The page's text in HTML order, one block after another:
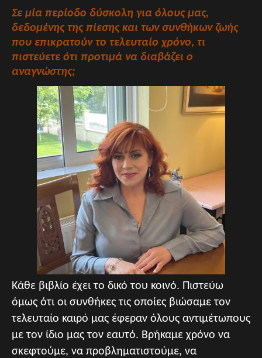
Σε μία περίοδο δύσκολη για όλους μας,
δεδομένης της πίεσης και των συνθήκων ζωής
που επικρατούν το τελευταίο χρόνο, τι
πιστεύετε ότι προτιμά να διαβάζει ο
αναγνώστης;
Κάθε βιβλίο έχει το δικό του κοινό. Πιστεύω
όμως ότι οι συνθήκες τις οποίες βιώσαμε τον
τελευταίο καιρό μας έφεραν όλους αντιμέτωπους
με τον ίδιο μας τον εαυτό. Βρήκαμε χρόνο να
σκεφτούμε, να προβληματιστούμε, να